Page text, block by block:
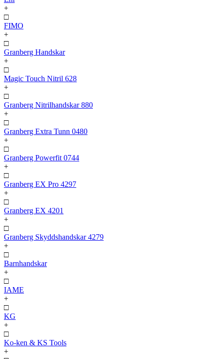
+
□
FIMO
+
□
Granberg Handskar
+
□
Magic Touch Nitril 628
+
□
Granberg Nitrilhandskar 880
+
□
Granberg Extra Tunn 0480
+
□
Granberg Powerfit 0744
+
□
Granberg EX Pro 4297
+
□
Granberg EX 4201
+
□
Granberg Skyddshandskar 4279
+
□
Barnhandskar
+
□
IAME
+
□
KG
+
□
Ko-ken & KS Tools
+